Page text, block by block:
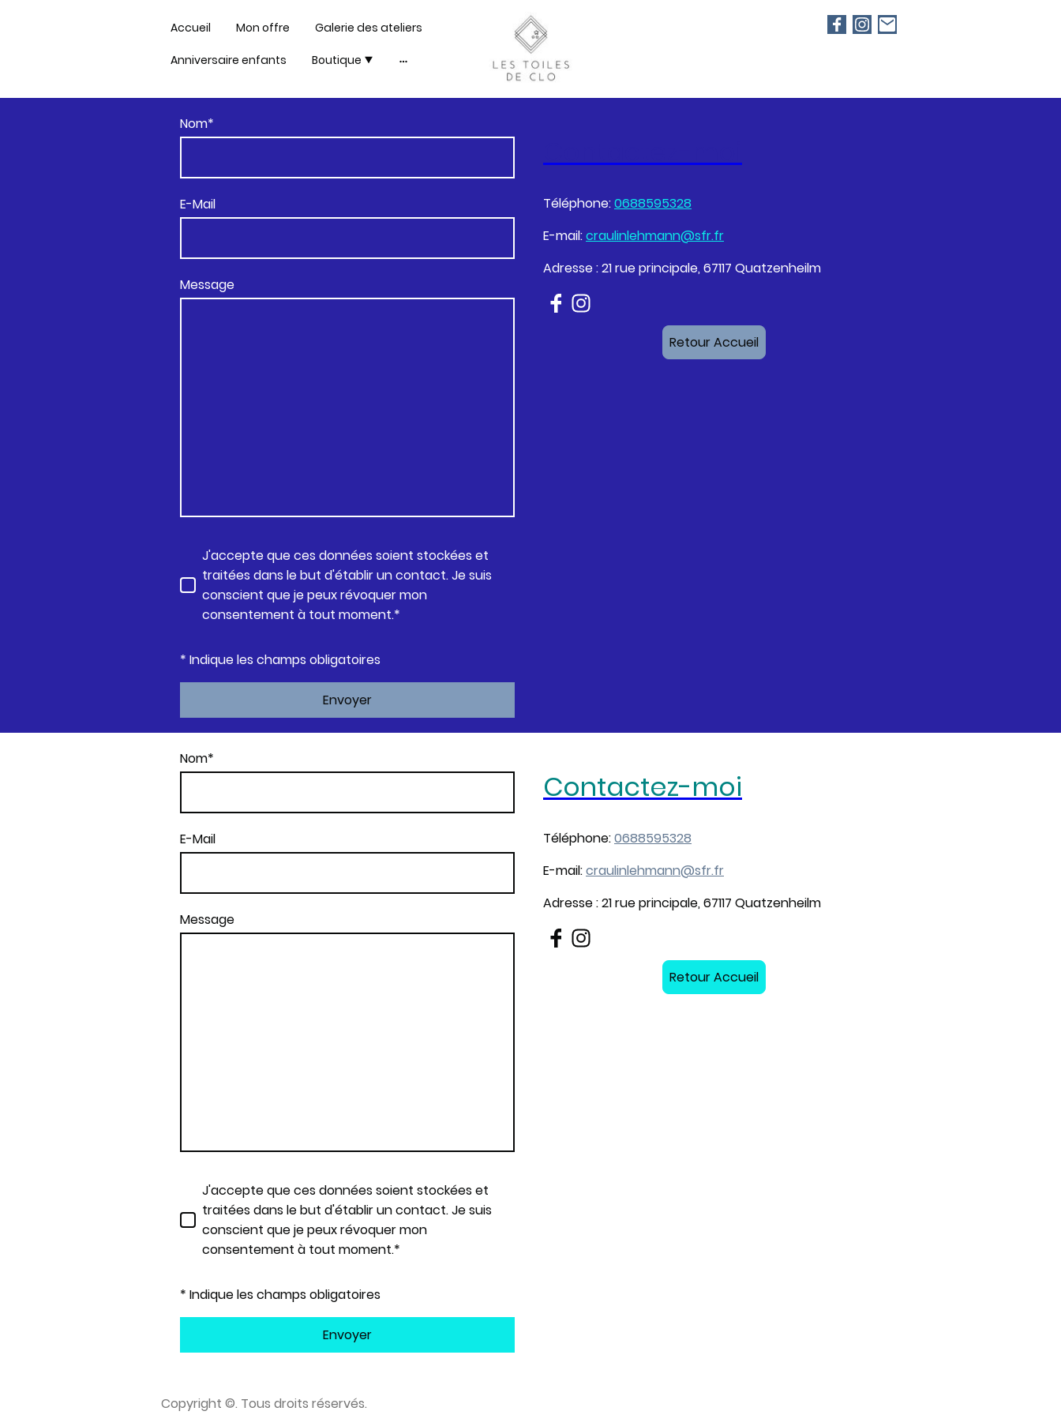
Accueil Mon offre Galerie des ateliers
Anniversaire enfants Boutique
Nom*
E-Mail
Message
J'accepte que ces données soient stockées et
traitées dans le but d'établir un contact. Je suis
conscient que je peux révoquer mon
consentement à tout moment.*
* Indique les champs obligatoires
Envoyer
Téléphone:0688595328
E-mail:craulinlehmann@sfr.fr
Adresse : 21 rue principale, 67117 Quatzenheilm
Retour Accueil
Nom*
E-Mail
Message
J'accepte que ces données soient stockées et
traitées dans le but d'établir un contact. Je suis
conscient que je peux révoquer mon
consentement à tout moment.*
* Indique les champs obligatoires
Envoyer
Contactez-moi
Téléphone:0688595328
E-mail:craulinlehmann@sfr.fr
Adresse : 21 rue principale, 67117 Quatzenheilm
Retour Accueil
Copyright ©. Tous droits réservés.